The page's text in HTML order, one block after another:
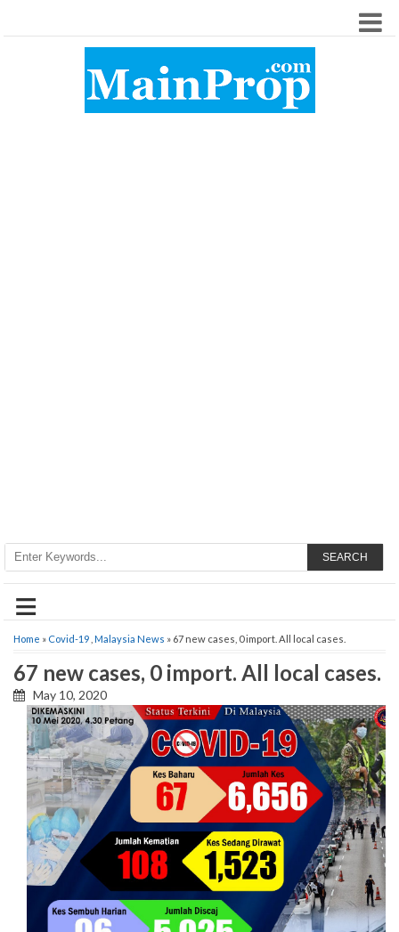
SEARCH
≡
Home » Covid-19 Malaysia News » 67 new cases, 0 import. All local cases.
67 new cases, 0 import. All local cases.
May 10, 2020